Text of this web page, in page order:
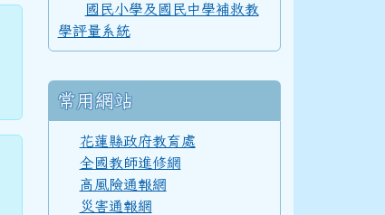
國民小學及國民中學補救教
學評量系統
常用網站
花蓮縣政府教育處
全國教師進修網
高風險通報網
災害通報網